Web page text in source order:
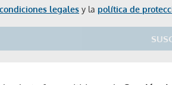
condiciones legales y la política de